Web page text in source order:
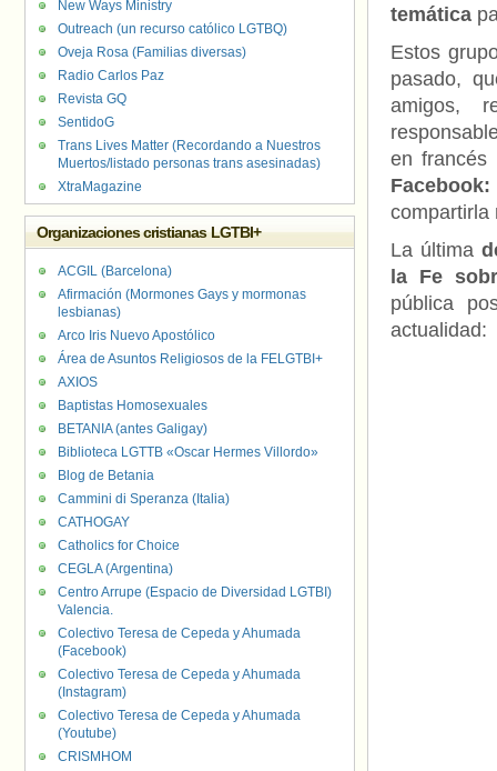
temática
Estos
pasado,
amigos,
en
compartirla
La última
la Fe
pública
actualidad:
New Ways Ministry
Outreach (un recurso católico LGTBQ)
Oveja Rosa (Familias diversas)
Radio Carlos Paz
Revista GQ
SentidoG
Trans Lives Matter (Recordando a Nuestros
Muertos/listado personas trans asesinadas)
XtraMagazine
Organizaciones cristianas LGTBI+
ACGIL (Barcelona)
Afirmación (Mormones Gays y mormonas
lesbianas)
Arco Iris Nuevo Apostólico
Área de Asuntos Religiosos de la FELGTBI+
AXIOS
Baptistas Homosexuales
BETANIA (antes Galigay)
Biblioteca LGTTB «Oscar Hermes Villordo»
Blog de Betania
Cammini di Speranza (Italia)
CATHOGAY
Catholics for Choice
CEGLA (Argentina)
Centro Arrupe (Espacio de Diversidad LGTBI)
Valencia.
Colectivo Teresa de Cepeda y Ahumada
(Facebook)
Colectivo Teresa de Cepeda y Ahumada
(Instagram)
Colectivo Teresa de Cepeda y Ahumada
(Youtube)
CRISMHOM